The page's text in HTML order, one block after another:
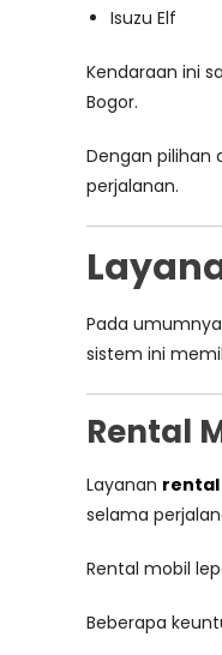
Isuzu Elf
Kendaraan ini
Bogor.
Dengan pilihan
perjalanan.
Pada
sistem ini
Rental
Layanan rental
selama
Rental mobil
Beberapa